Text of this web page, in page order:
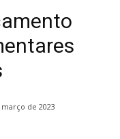
março de 2023